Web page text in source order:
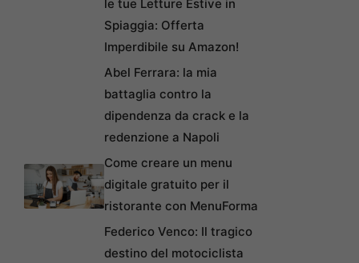
le tue Letture Estive in
Spiaggia: Offerta
Imperdibile su Amazon!
Abel Ferrara: la mia
battaglia contro la
dipendenza da crack e la
redenzione a Napoli
Come creare un menu
digitale gratuito per il
ristorante con MenuForma
Federico Venco: Il tragico
destino del motociclista